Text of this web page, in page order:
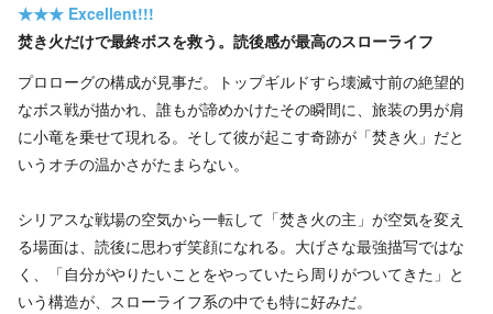
★★★ Excellent!!!
焚き火だけで最終ボスを救う。読後感が最高のスローライフ
プロローグの構成が見事だ。トップギルドすら壊滅寸前の絶望的
なボス戦が描かれ、誰もが諦めかけたその瞬間に、旅装の男が肩
に小竜を乗せて現れる。そして彼が起こす奇跡が「焚き火」だと
いうオチの温かさがたまらない。
シリアスな戦場の空気から一転して「焚き火の主」が空気を変え
る場面は、読後に思わず笑顔になれる。大げさな最強描写ではな
く、「自分がやりたいことをやっていたら周りがついてきた」と
いう構造が、スローライフ系の中でも特に好みだ。